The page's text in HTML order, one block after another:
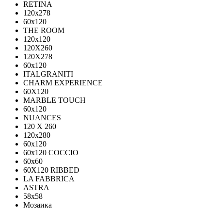
RETINA
120x278
60x120
THE ROOM
120x120
120X260
120X278
60x120
ITALGRANITI
CHARM EXPERIENCE
60X120
MARBLE TOUCH
60х120
NUANCES
120 X 260
120x280
60x120
60x120 COCCIO
60x60
60Х120 RIBBED
LA FABBRICA
ASTRA
58x58
Мозаика